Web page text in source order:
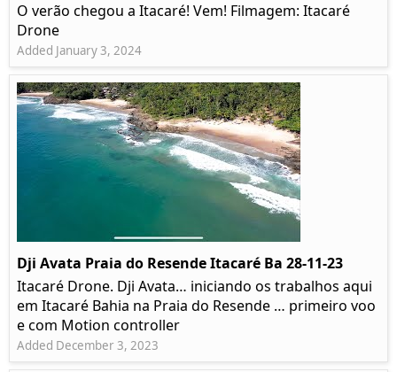
O verão chegou a Itacaré! Vem! Filmagem: Itacaré
Drone
Added January 3, 2024
Dji Avata Praia do Resende Itacaré Ba 28-11-23
Itacaré Drone. Dji Avata… iniciando os trabalhos aqui
em Itacaré Bahia na Praia do Resende … primeiro voo
e com Motion controller
Added December 3, 2023